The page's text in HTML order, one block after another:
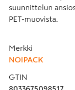
suunnittelun
PET-muovista.
Merkki
NOIPACK
GTIN
8033675098517